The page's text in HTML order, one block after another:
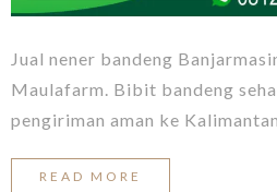
Jual nener bandeng
Maulafarm. Bibit bandeng
pengiriman aman ke
READ MORE